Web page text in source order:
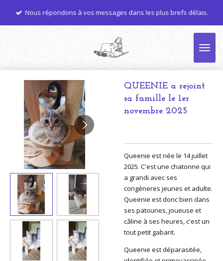
Passer Nous répondons à vos messages dans les plus brefs délais.
QUEENIE a rejoint
sa famille le 1er
novembre 2025
Queenie est née le 14 juillet
2025. C'est une chatonne qui
a grandi avec ses
congéneres jeunes et adulte.
Queenie est donc bien dans
ses patounes, joueuse et
câline à ses heures, c'est un
tout petit gabarit.
Queenie est déparasitée,